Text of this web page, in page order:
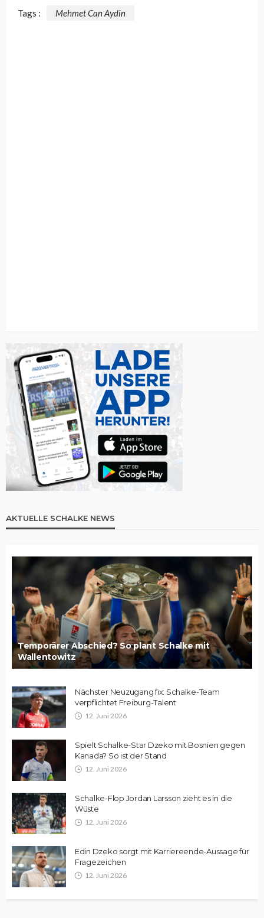
Tags : Mehmet Can Aydin
AKTUELLE SCHALKE NEWS
Temporärer Abschied? So plant Schalke mit
Wallentowitz
Nächster Neuzugang fix: Schalke-Team
verpflichtet Freiburg-Talent
12. Juni 2026
Spielt Schalke-Star Dzeko mit Bosnien gegen
Kanada? So ist der Stand
12. Juni 2026
Schalke-Flop Jordan Larsson zieht es in die
Wüste
12. Juni 2026
Edin Dzeko sorgt mit Karriereende-Aussage für
Fragezeichen
12. Juni 2026